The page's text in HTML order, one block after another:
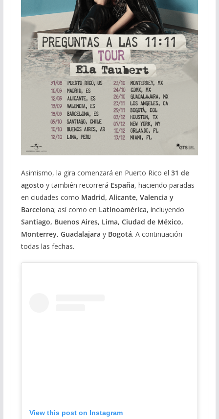
Asimismo, la gira comenzará en Puerto Rico el 31 de
agosto y también recorrerá España, haciendo paradas
en ciudades como Madrid, Alicante, Valencia y
Barcelona; así como en Latinoamérica, incluyendo
Santiago, Buenos Aires, Lima, Ciudad de México,
Monterrey, Guadalajara y Bogotá. A continuación
todas las fechas.
View this post on Instagram